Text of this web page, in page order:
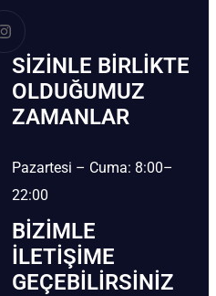
SIZINLE BIRLIKTE
OLDUĞUMUZ
ZAMANLAR
Pazartesi – Cuma: 8:00–
22:00
BIZIMLE
İLETIŞIME
GEÇEBILIRSINIZ